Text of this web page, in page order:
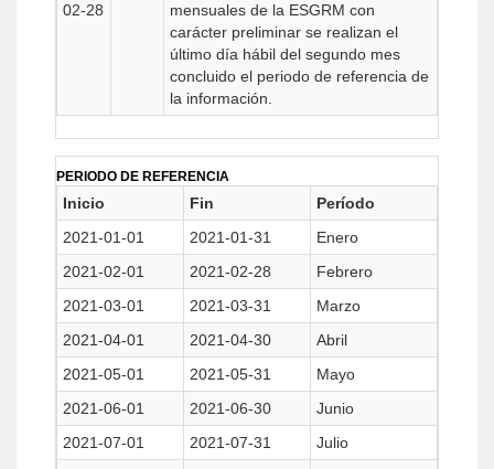
02-28
mensuales de la ESGRM con
carácter preliminar se realizan el
último día hábil del segundo mes
concluido el periodo de referencia de
la información.
PERIODO DE REFERENCIA
Inicio Fin
Período
2021-01-01
2021-01-31
Enero
2021-02-01
2021-02-28
Febrero
2021-03-01
2021-03-31
Marzo
2021-04-01
2021-04-30
Abril
2021-05-01
2021-05-31
Mayo
2021-06-01
2021-06-30
Junio
2021-07-01
2021-07-31
Julio